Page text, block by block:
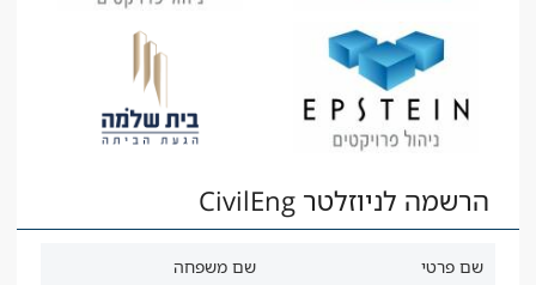
הרשמה לניוזלטר CivilEng